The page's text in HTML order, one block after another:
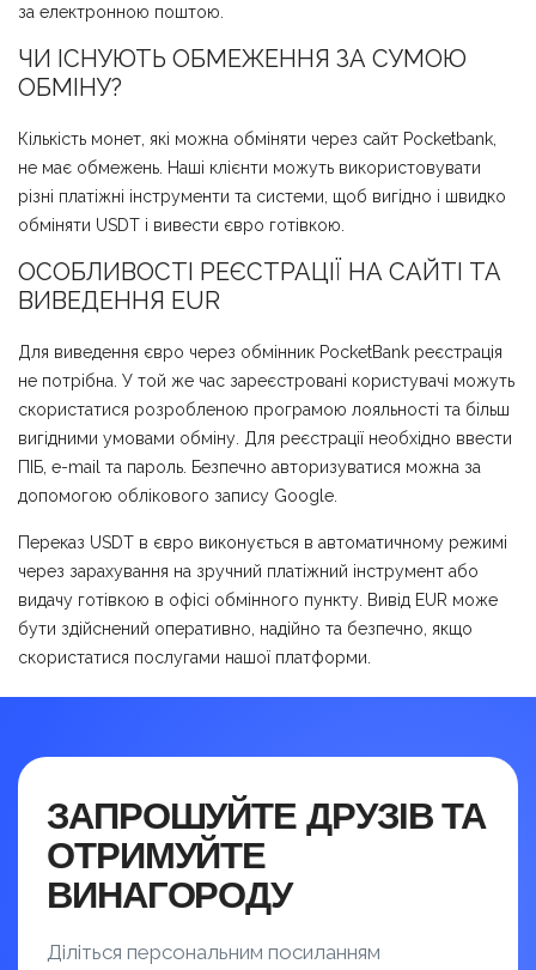
за електронною поштою.
ЧИ ІСНУЮТЬ ОБМЕЖЕННЯ ЗА СУМОЮ
ОБМІНУ?
Кількість монет, які можна обміняти через сайт Pocketbank,
не має обмежень. Наші клієнти можуть використовувати
різні платіжні інструменти та системи, щоб вигідно і швидко
обміняти USDT і вивести євро готівкою.
ОСОБЛИВОСТІ РЕЄСТРАЦІЇ НА САЙТІ ТА
ВИВЕДЕННЯ EUR
Для виведення євро через обмінник PocketBank реєстрація
не потрібна. У той же час зареєстровані користувачі можуть
скористатися розробленою програмою лояльності та більш
вигідними умовами обміну. Для реєстрації необхідно ввести
ПІБ, e-mail та пароль. Безпечно авторизуватися можна за
допомогою облікового запису Google.
Переказ USDT в євро виконується в автоматичному режимі
через зарахування на зручний платіжний інструмент або
видачу готівкою в офісі обмінного пункту. Вивід EUR може
бути здійснений оперативно, надійно та безпечно, якщо
скористатися послугами нашої платформи.
ЗАПРОШУЙТЕ ДРУЗІВ ТА
ОТРИМУЙТЕ
ВИНАГОРОДУ
Діліться персональним посиланням